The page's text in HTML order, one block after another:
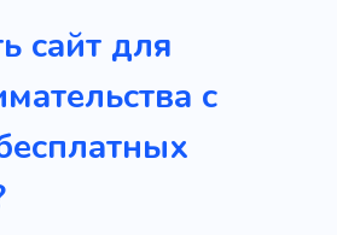
для бизнеса
Работать
Компания
Консалтинг
сайт для
с